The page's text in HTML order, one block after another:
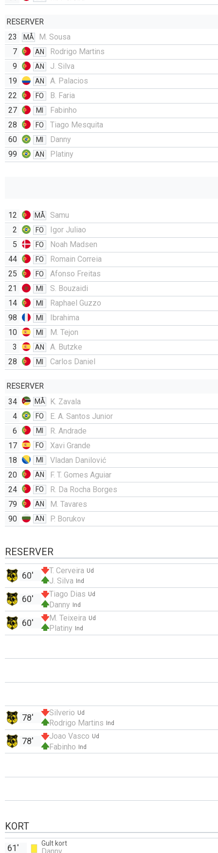
RESERVER
23
MÅ
M. Sousa
7
AN
Rodrigo Martins
9
AN
J. Silva
19
AN
A. Palacios
22
FO
B. Faria
27
MI
Fabinho
28
FO
Tiago Mesquita
60
MI
Danny
99
AN Platiny
12 MÅ
Samu
2
FO
Igor Juliao
5
FO
Noah Madsen
44
FO
Romain Correia
25
FO
Afonso Freitas
21
MI
S. Bouzaidi
14
MI
Raphael Guzzo
98
MI
Ibrahima
10
MI
M. Tejon
3
AN
A. Butzke
28
MI Carlos Daniel
RESERVER
34
MÅ
K. Zavala
4
FO
E. A. Santos Junior
6
MI
R. Andrade
17
FO
Xavi Grande
18
MI
Vladan Danilović
20
AN
F. T. Gomes Aguiar
24
FO
R. Da Rocha Borges
79
AN
M. Tavares
90
AN P. Borukov
RESERVER
Ud
T. Cerveira
Ind
J. Silva
60'
Ud
Tiago Dias
Ind
Danny
60'
Ud
M. Teixeira
Ind
Platiny
60'
Ud
Silverio
Ind
Rodrigo Martins
78'
Ud
Joao Vasco
Ind
Fabinho
78'
KORT
Gult kort
Danny
61'